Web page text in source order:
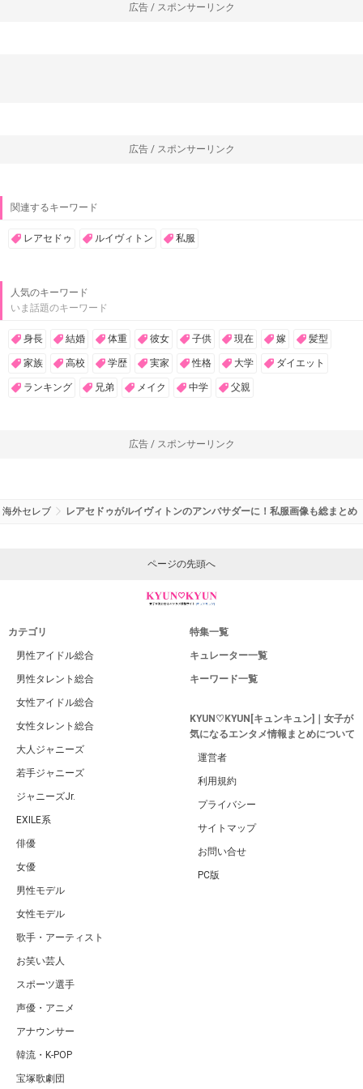
広告 / スポンサーリンク
広告 / スポンサーリンク
関連するキーワード
レアセドゥ ルイヴィトン 私服
人気のキーワード
いま話題のキーワード
身長 結婚 体重 彼女 子供 現在 嫁 髪型
家族 高校 学歴 実家 性格 大学 ダイエット
ランキング 兄弟 メイク 中学 父親
広告 / スポンサーリンク
海外セレブ レアセドゥがルイヴィトンのアンバサダーに！私服画像も総まとめ
ページの先頭へ
カテゴリ
男性アイドル総合
男性タレント総合
女性アイドル総合
女性タレント総合
大人ジャニーズ
若手ジャニーズ
ジャニーズJr.
EXILE系
俳優
女優
男性モデル
女性モデル
歌手・アーティスト
お笑い芸人
スポーツ選手
声優・アニメ
アナウンサー
韓流・K-POP
宝塚歌劇団
特集一覧
キュレーター一覧
キーワード一覧
KYUN♡KYUN[キュンキュン]｜女子が
気になるエンタメ情報まとめについて
運営者
利用規約
プライバシー
サイトマップ
お問い合せ
PC版